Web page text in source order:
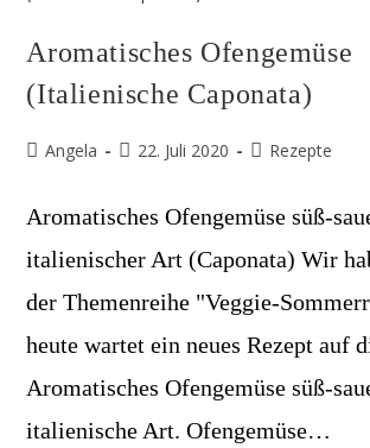
Aromatisches Ofengemüse
(Italienische Caponata)
Beitrags-
Angela
Beitrag
22. Juli 2020
Beitrags-
Rezepte
Aromatisches Ofengemüse süß-
italienischer Art (Caponata) Wir
der Themenreihe "Veggie-
heute wartet ein neues Rezept auf
Aromatisches Ofengemüse süß-
italienische Art. Ofengemüse…